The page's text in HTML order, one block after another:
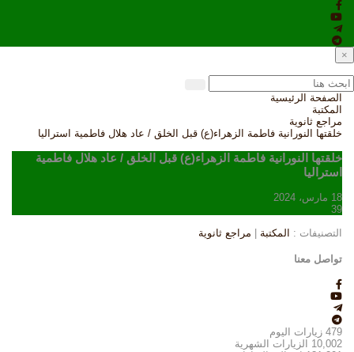
×
الصفحة الرئيسية
المكتبة
مراجع ثانوية
خلقتها النورانية فاطمة الزهراء(ع) قبل الخلق / عاد هلال فاطمية استراليا
خلقتها النورانية فاطمة الزهراء(ع) قبل الخلق / عاد هلال فاطمية
استراليا
18 مارس، 2024
39
التصنيفات : المكتبة مراجع ثانوية
تواصل معنا
479 زيارات اليوم
10,002
الزيارات الشهرية